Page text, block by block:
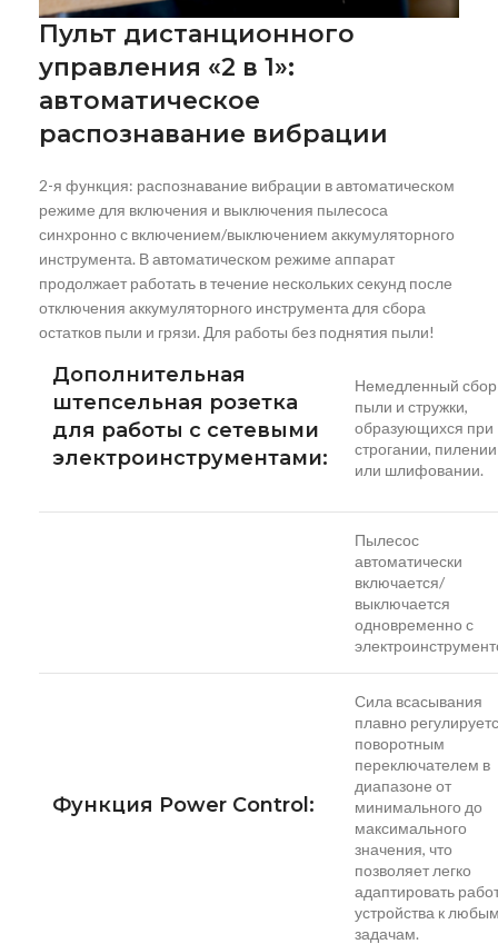
Пульт дистанционного
управления «2 в 1»:
автоматическое
распознавание вибрации
2-я функция: распознавание вибрации в автоматическом
режиме для включения и выключения пылесоса
синхронно с включением/выключением аккумуляторного
инструмента. В автоматическом режиме аппарат
продолжает работать в течение нескольких секунд после
отключения аккумуляторного инструмента для сбора
остатков пыли и грязи. Для работы без поднятия пыли!
Дополнительная
штепсельная розетка
для работы с сетевыми
электроинструментами:
Немедленный сбор
пыли и стружки,
образующихся при
строгании, пилении
или шлифовании.
Пылесос
автоматически
включается/
выключается
одновременно с
Функция Power Control:
Сила всасывания
плавно
поворотным
переключателем в
диапазоне от
минимального до
максимального
значения, что
позволяет легко
адаптировать
устройства к
задачам.